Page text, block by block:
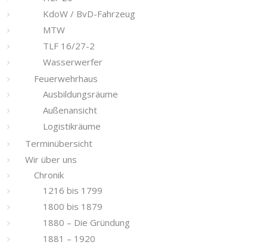
KdoW / BvD-Fahrzeug
MTW
TLF 16/27-2
Wasserwerfer
Feuerwehrhaus
Ausbildungsräume
Außenansicht
Logistikräume
Terminübersicht
Wir über uns
Chronik
1216 bis 1799
1800 bis 1879
1880 – Die Gründung
1881 – 1920